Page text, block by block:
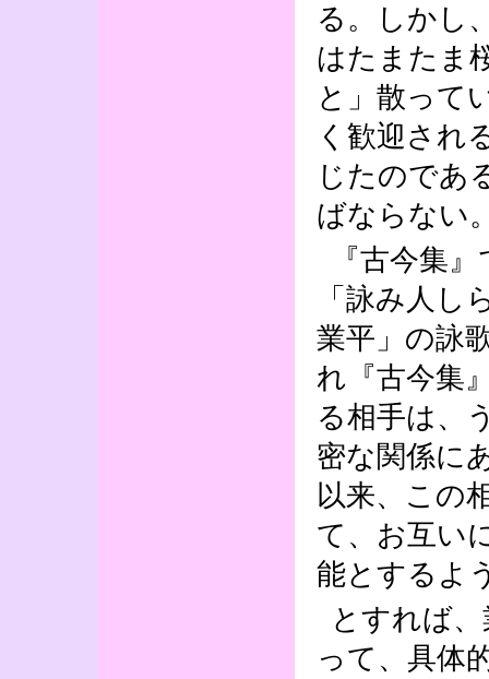
る。しかし
はたまたま
と」散って
く歓迎され
じたのであ
ばならない
『古今集
「詠み人し
業平」の詠
れ『古今集
る相手は、
密な関係に
以来、この
て、お互い
能とするよ
とすれば
って、具体